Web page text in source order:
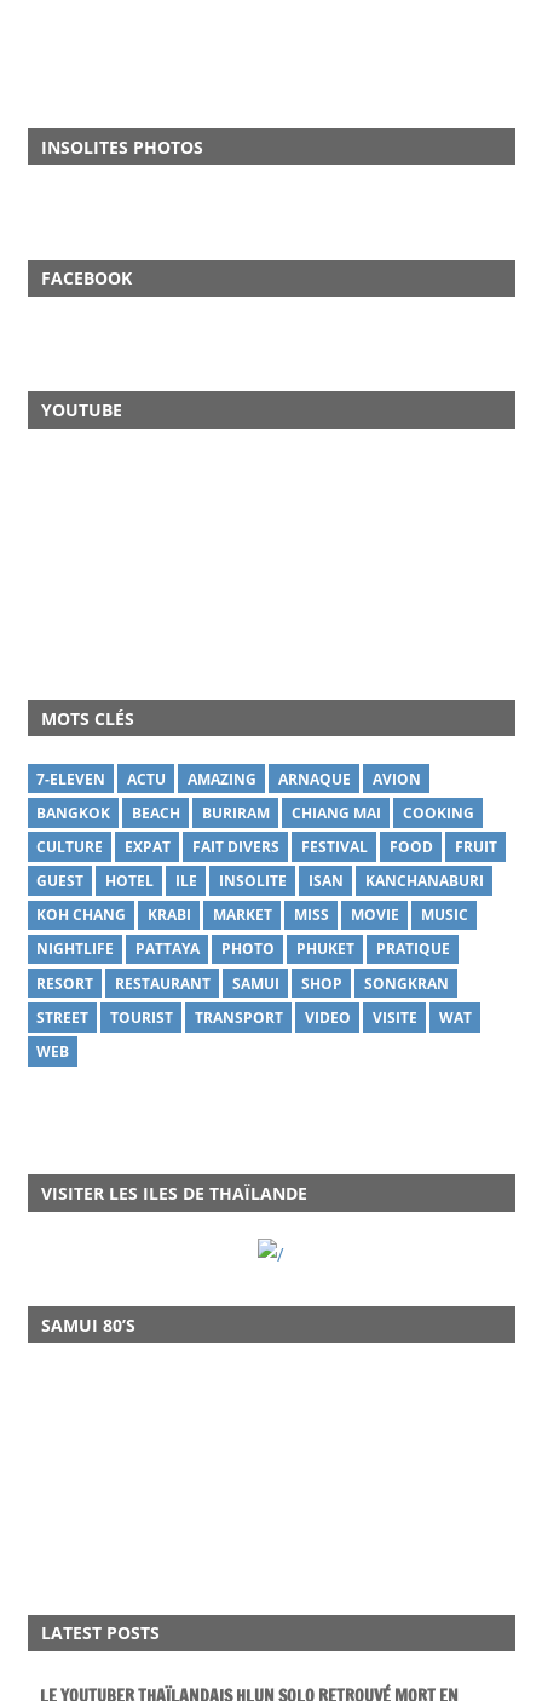
INSOLITES PHOTOS
FACEBOOK
YOUTUBE
MOTS CLÉS
7-ELEVEN ACTU AMAZING ARNAQUE
AVION
BANGKOK
BEACH BURIRAM CHIANG MAI
COOKING
CULTURE
EXPAT FAIT DIVERS FESTIVAL FOOD
FRUIT
GUEST
HOTEL ILE INSOLITE ISAN
KANCHANABURI
KOH CHANG
KRABI MARKET MISS MOVIE
MUSIC
NIGHTLIFE
PATTAYA PHOTO PHUKET
PRATIQUE
RESORT
RESTAURANT SAMUI SHOP
SONGKRAN
STREET
TOURIST TRANSPORT VIDEO VISITE
WAT
WEB
VISITER LES ILES DE THAÏLANDE
SAMUI 80’S
LATEST POSTS
LE YOUTUBER THAÏLANDAIS HLUN SOLO RETROUVÉ MORT EN